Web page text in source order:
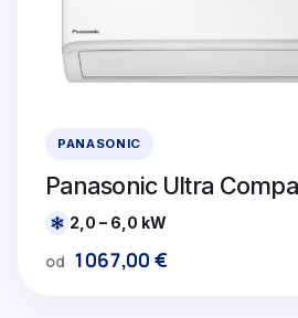
PANASONIC
Panasonic Ultra
2,0 – 6,0 kW
od 1067,00 €